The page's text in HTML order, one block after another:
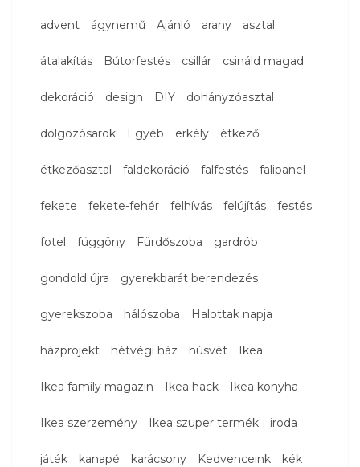
advent ágynemű Ajánló arany asztal
átalakítás Bútorfestés csillár csináld magad
dekoráció design DIY dohányzóasztal
dolgozósarok Egyéb erkély étkező
étkezőasztal faldekoráció falfestés falipanel
fekete fekete-fehér felhívás felújítás festés
fotel függöny Fürdőszoba gardrób
gondold újra gyerekbarát berendezés
gyerekszoba hálószoba Halottak napja
házprojekt hétvégi ház húsvét Ikea
Ikea family magazin Ikea hack Ikea konyha
Ikea szerzemény Ikea szuper termék iroda
játék kanapé karácsony Kedvenceink kék